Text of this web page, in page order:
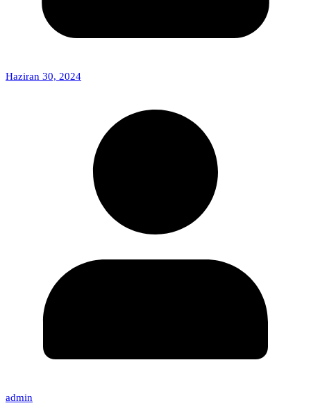
Haziran 30, 2024
admin